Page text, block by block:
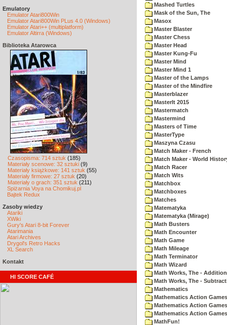
Emulatory
Emulator Atari800Win
Emulator Atari800Win PLus 4.0 (Windows)
Emulator Atari++ (multiplatform)
Emulator Altirra (Windows)
Biblioteka Atarowca
Czasopisma: 714 sztuk (185)
Materiały scenowe: 32 sztuki (9)
Materiały książkowe: 141 sztuk (55)
Materiały firmowe: 27 sztuk (20)
Materiały o grach: 351 sztuk (211)
Spiżarnia Voya na Chomikuj.pl
Bajtek Redux
Zasoby wiedzy
Atariki
XWiki
Gury's Atari 8-bit Forever
Atarimania
Atari Archives
Drygol's Retro Hacks
XL Search
Kontakt
HI SCORE CAFÉ
Mashed Turtles
Mask of the Sun, The
Masox
Master Blaster
Master Chess
Master Head
Master Kung-Fu
Master Mind
Master Mind 1
Master of the Lamps
Master of the Mindfire
Masterblazer
MasterIt 2015
Mastermatch
Mastermind
Masters of Time
MasterType
Maszyna Czasu
Match Maker - French
Match Maker - World
Match Racer
Match Wits
Matchbox
Matchboxes
Matches
Matematyka
Matematyka (Mirage)
Math Busters
Math Encounter
Math Game
Math Mileage
Math Terminator
Math Wizard
Math Works, The - Addition
Math Works, The -
Mathematics
Mathematics Action
Mathematics Action
Mathematics Action
MathFun!